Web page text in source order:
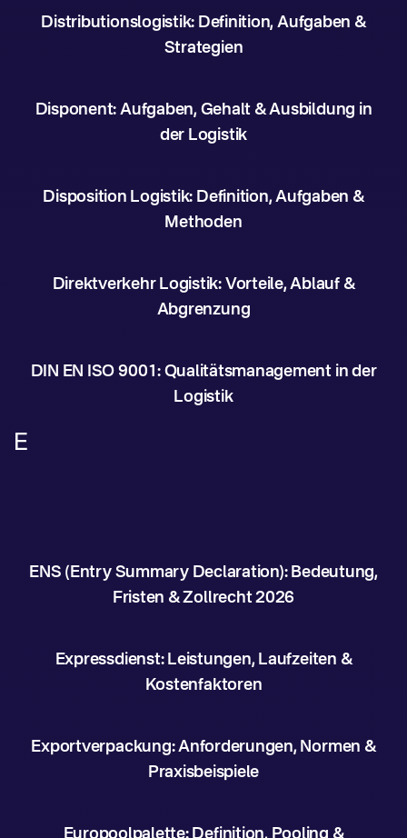
Distributionslogistik: Definition, Aufgaben &
Strategien
Disponent: Aufgaben, Gehalt & Ausbildung in
der Logistik
Disposition Logistik: Definition, Aufgaben &
Methoden
Direktverkehr Logistik: Vorteile, Ablauf &
Abgrenzung
DIN EN ISO 9001: Qualitätsmanagement in der
Logistik
E
ENS (Entry Summary Declaration): Bedeutung,
Fristen & Zollrecht 2026
Expressdienst: Leistungen, Laufzeiten &
Kostenfaktoren
Exportverpackung: Anforderungen, Normen &
Praxisbeispiele
Europoolpalette: Definition, Pooling &